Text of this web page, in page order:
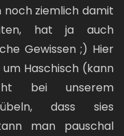
noch ziemlich damit
hat ja auch
Gewissen ;) Hier
Haschisch (kann
bei unserem
dass sies
man pauschal